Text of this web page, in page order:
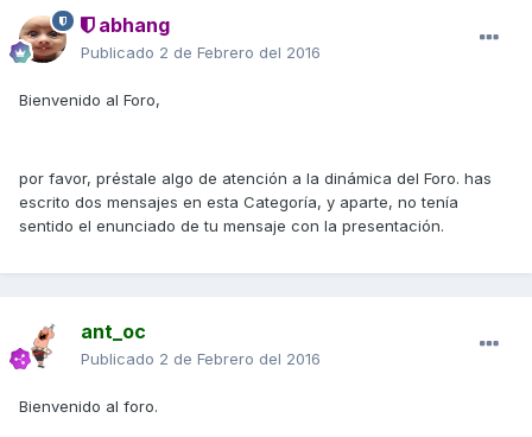
abhang
Publicado 2 de Febrero del 2016
Bienvenido al Foro,
por favor, préstale algo de atención a la dinámica del Foro. has
escrito dos mensajes en esta Categoría, y aparte, no tenía
sentido el enunciado de tu mensaje con la presentación.
ant_oc
Publicado 2 de Febrero del 2016
Bienvenido al foro.